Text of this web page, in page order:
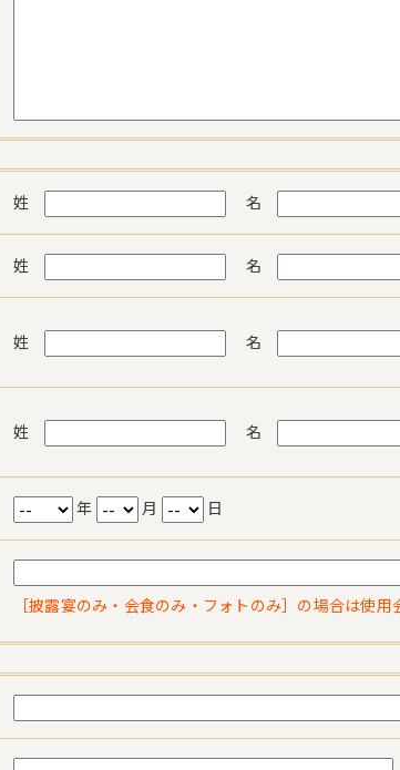
姓 名
姓 名
姓 名
姓 名
年 月 日
［披露宴のみ・会食のみ・フォトのみ］の場合は使